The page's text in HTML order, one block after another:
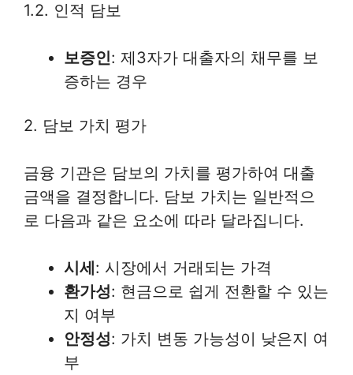
1.2. 인적 담보
보증인: 제3자가 대출자의 채무를 보
증하는 경우
2. 담보 가치 평가
금융 기관은 담보의 가치를 평가하여 대출
금액을 결정합니다. 담보 가치는 일반적으
로 다음과 같은 요소에 따라 달라집니다.
시세: 시장에서 거래되는 가격
환가성: 현금으로 쉽게 전환할 수 있는
지 여부
안정성: 가치 변동 가능성이 낮은지 여
부